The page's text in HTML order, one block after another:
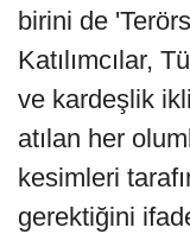
birini de
Katılımcılar,
ve kardeşlik
atılan her
kesimleri
gerektiğini